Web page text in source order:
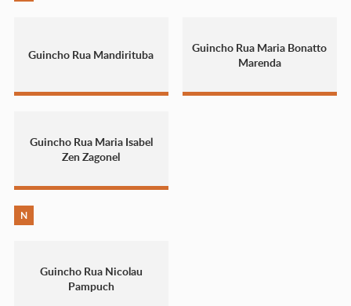
Guincho Rua Mandirituba
Guincho Rua Maria Bonatto
Marenda
Guincho Rua Maria Isabel
Zen Zagonel
N
Guincho Rua Nicolau
Pampuch